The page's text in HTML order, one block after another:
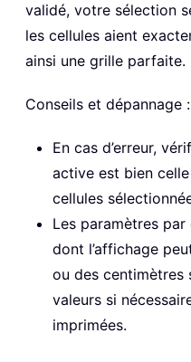
validé, votre sélection
les cellules aient
ainsi une grille parfaite.
Conseils et dépannage :
En cas d’erreur,
active est bien
cellules
Les paramètres
dont l’affichage
ou des centimètres
valeurs si
imprimées.